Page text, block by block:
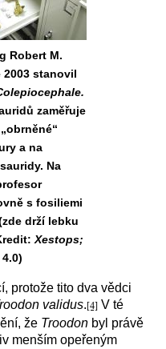
Robert M.
stanovil
zaměřuje
a na
Na
s fosiliemi
drží lebku
Xestops;
4.0)
protože tito dva vědci
validus.[4] V té
že Troodon byl právě
menším opeřeným